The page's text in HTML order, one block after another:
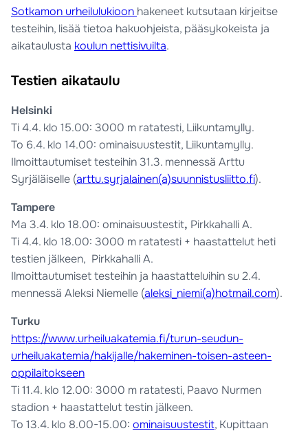
Sotkamon urheilulukioon hakeneet kutsutaan kirjeitse
testeihin, lisää tietoa hakuohjeista, pääsykokeista ja
aikataulusta koulun nettisivuilta.
Testien aikataulu
Helsinki
Ti 4.4. klo 15.00: 3000 m ratatesti, Liikuntamylly.
To 6.4. klo 14.00: ominaisuustestit, Liikuntamylly.
Ilmoittautumiset testeihin 31.3. mennessä Arttu
Syrjäläiselle (arttu.syrjalainen(a)suunnistusliitto.fi).
Tampere
Ma 3.4. klo 18.00: ominaisuustestit, Pirkkahalli A.
Ti 4.4. klo 18.00: 3000 m ratatesti + haastattelut heti
testien jälkeen, Pirkkahalli A.
Ilmoittautumiset testeihin ja haastatteluihin su 2.4.
mennessä Aleksi Niemelle (aleksi_niemi(a)hotmail.com).
Turku
https://www.urheiluakatemia.fi/turun-seudun-
urheiluakatemia/hakijalle/hakeminen-toisen-asteen-
oppilaitokseen
Ti 11.4. klo 12.00: 3000 m ratatesti, Paavo Nurmen
stadion + haastattelut testin jälkeen.
To 13.4. klo 8.00-15.00: ominaisuustestit, Kupittaan